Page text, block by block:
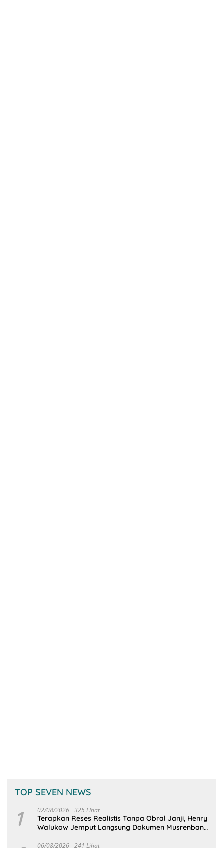
TOP SEVEN NEWS
1 02/08/2026 325 Lihat
Terapkan Reses Realistis Tanpa Obral Janji, Henry
Walukow Jemput Langsung Dokumen Musrenbang
06/08/2026 241 Lihat